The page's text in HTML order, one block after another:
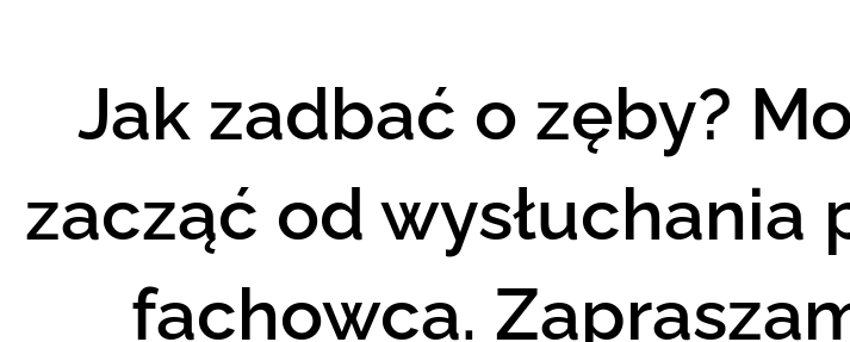
Jak zadbać o zęby?
zacząć od wysłuchania
fachowca.